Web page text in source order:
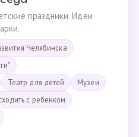
праздники. Идеи
Челябинска
Театр для детей
Музеи
с ребенком